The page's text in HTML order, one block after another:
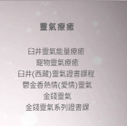
靈氣療癒
臼井靈氣能量療癒
寵物靈氣療癒
臼井(西藏)靈氣證書課程
鬱金香熱情(愛情)靈氣
金錢靈氣
金錢靈氣系列證書課